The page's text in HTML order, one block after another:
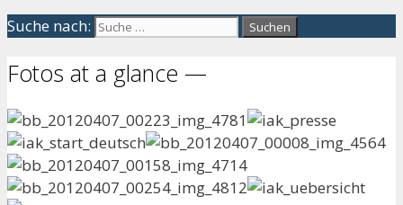
Suche nach:
Fotos at a glance —